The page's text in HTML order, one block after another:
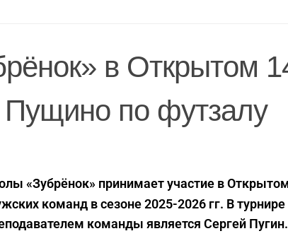
в Открытом
Пущино по футзалу
«Зубрёнок» принимает участие в
команд в сезоне 2025-2026 гг. В турнире
команды является Сергей Пугин.